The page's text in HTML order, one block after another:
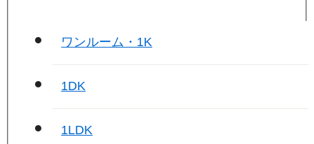
ワンルーム・1K
1DK
1LDK